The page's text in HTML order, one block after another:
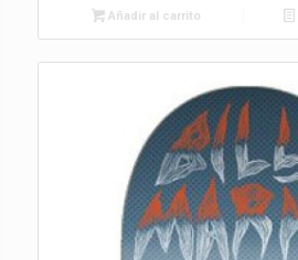
Añadir al carrito